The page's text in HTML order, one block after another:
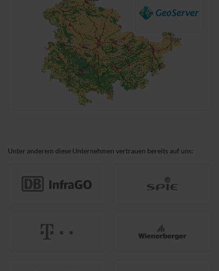
Unter anderem diese Unternehmen vertrauen bereits auf uns: